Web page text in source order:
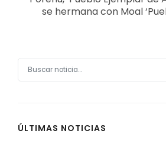
se hermana con Moal
ÚLTIMAS NOTICIAS